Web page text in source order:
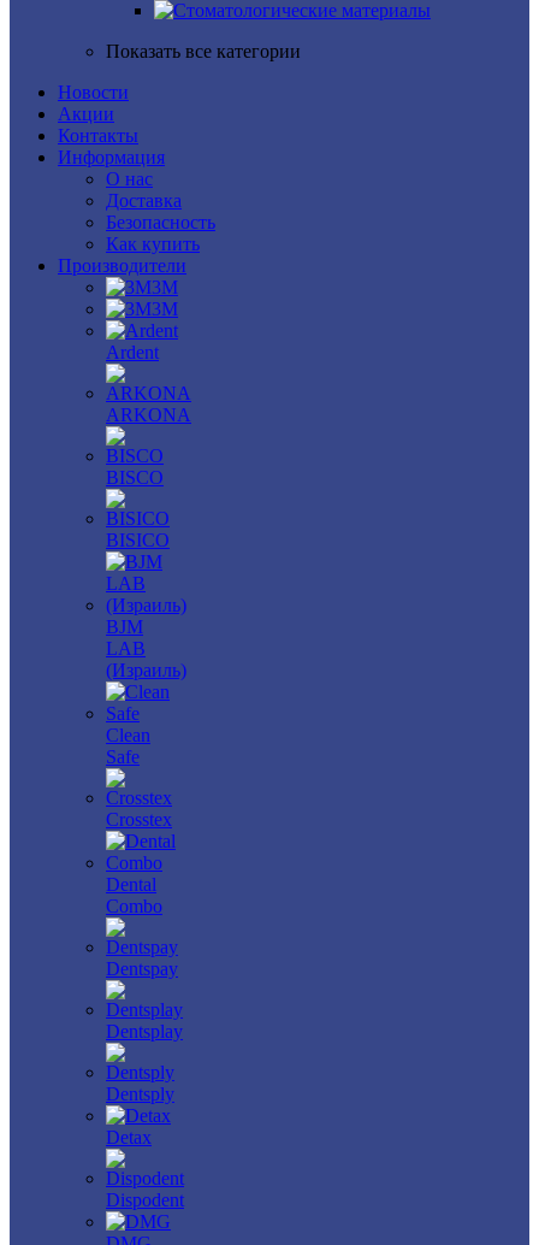
Показать все категории
Новости
Акции
Контакты
Информация
О нас
Доставка
Безопасность
Как купить
Производители
3M
3М
Ardent
ARKONA
BISCO
BISICO
BJM
LAB
(Израиль)
Clean
Safe
Crosstex
Dental
Combo
Dentspay
Dentsplay
Dentsply
Detax
Dispodent